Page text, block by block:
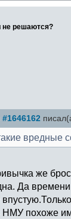
не решаются?
вредные
же
Да
похоже